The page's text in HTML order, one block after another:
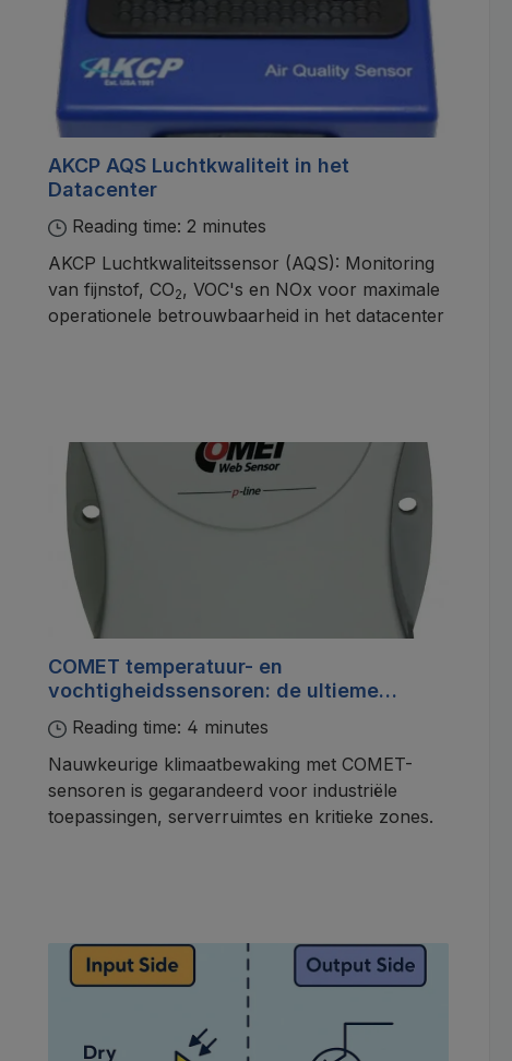
AKCP AQS Luchtkwaliteit in het
Datacenter
Reading time: 2 minutes
AKCP Luchtkwaliteitssensor (AQS): Monitoring
van fijnstof, CO2, VOC's en NOx voor maximale
operationele betrouwbaarheid in het datacenter
COMET temperatuur- en
vochtigheidssensoren: de ultieme
binnenklimaatbewaking
Reading time: 4 minutes
Nauwkeurige klimaatbewaking met COMET-
sensoren is gegarandeerd voor industriële
toepassingen, serverruimtes en kritieke zones.